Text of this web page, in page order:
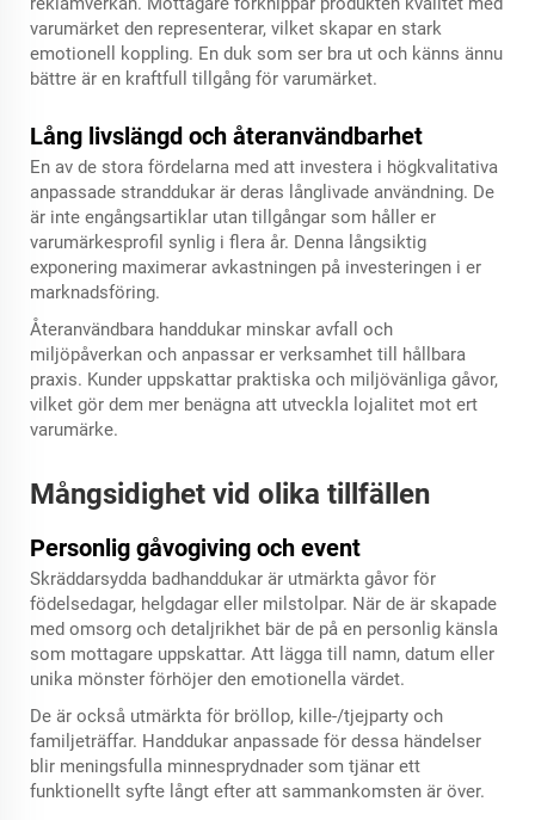
varumärket den representerar, vilket skapar en stark
emotionell koppling. En duk som ser bra ut och känns ännu
bättre är en kraftfull tillgång för varumärket.
Lång livslängd och återanvändbarhet
En av de stora fördelarna med att investera i högkvalitativa
anpassade stranddukar är deras långlivade användning. De
är inte engångsartiklar utan tillgångar som håller er
varumärkesprofil synlig i flera år. Denna långsiktig
exponering maximerar avkastningen på investeringen i er
marknadsföring.
Återanvändbara handdukar minskar avfall och
miljöpåverkan och anpassar er verksamhet till hållbara
praxis. Kunder uppskattar praktiska och miljövänliga gåvor,
vilket gör dem mer benägna att utveckla lojalitet mot ert
varumärke.
Mångsidighet vid olika tillfällen
Personlig gåvogiving och event
Skräddarsydda badhanddukar är utmärkta gåvor för
födelsedagar, helgdagar eller milstolpar. När de är skapade
med omsorg och detaljrikhet bär de på en personlig känsla
som mottagare uppskattar. Att lägga till namn, datum eller
unika mönster förhöjer den emotionella värdet.
De är också utmärkta för bröllop, kille-/tjejparty och
familjeträffar. Handdukar anpassade för dessa händelser
blir meningsfulla minnesprydnader som tjänar ett
funktionellt syfte långt efter att sammankomsten är över.